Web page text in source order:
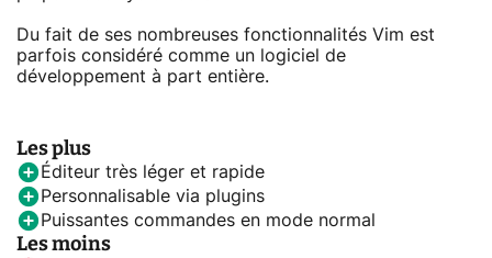
Du fait de ses nombreuses fonctionnalités Vim est
parfois considéré comme un logiciel de
développement à part entière.
Les plus
Éditeur très léger et rapide
Personnalisable via plugins
Puissantes commandes en mode normal
Les moins